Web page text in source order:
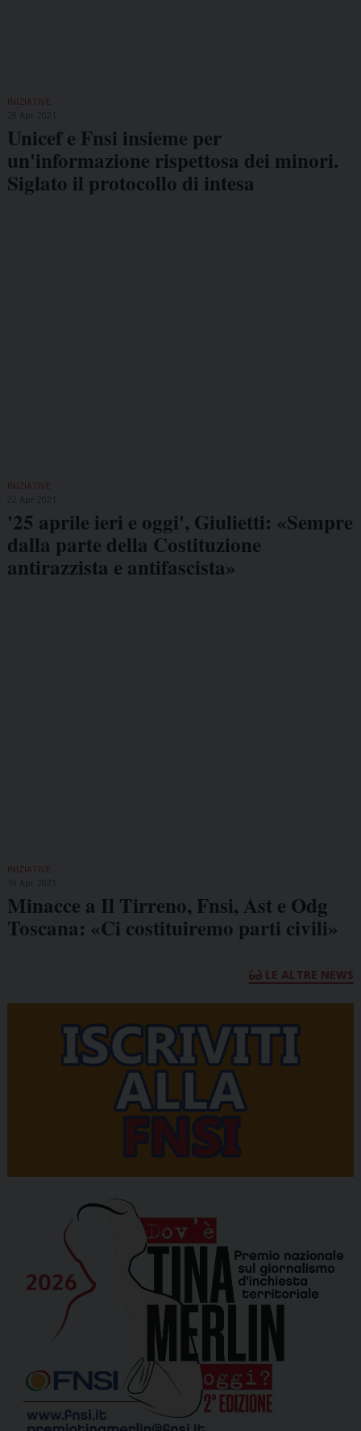
INIZIATIVE
Unicef e Fnsi insieme per
un'informazione rispettosa dei minori.
Siglato il protocollo di intesa
INIZIATIVE
'25 aprile ieri e oggi', Giulietti: «Sempre
dalla parte della Costituzione
antirazzista e antifascista»
INIZIATIVE
Minacce a Il Tirreno, Fnsi, Ast e Odg
Toscana: «Ci costituiremo parti civili»
LE ALTRE NEWS